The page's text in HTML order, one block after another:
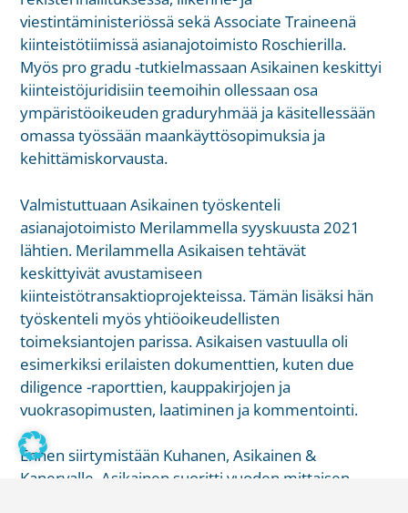
viestintäministeriössä sekä Associate Traineenä
kiinteistötiimissä asianajotoimisto Roschierilla.
Myös pro gradu -tutkielmassaan Asikainen keskittyi
kiinteistöjuridisiin teemoihin ollessaan osa
ympäristöoikeuden graduryhmää ja käsitellessään
omassa työssään maankäyttösopimuksia ja
kehittämiskorvausta.
Valmistuttuaan Asikainen työskenteli
asianajotoimisto Merilammella syyskuusta 2021
lähtien. Merilammella Asikaisen tehtävät
keskittyivät avustamiseen
kiinteistötransaktioprojekteissa. Tämän lisäksi hän
työskenteli myös yhtiöoikeudellisten
toimeksiantojen parissa. Asikaisen vastuulla oli
esimerkiksi erilaisten dokumenttien, kuten due
diligence -raporttien, kauppakirjojen ja
vuokrasopimusten, laatiminen ja kommentointi.
Ennen siirtymistään Kuhanen, Asikainen &
Kanervalle, Asikainen suoritti vuoden mittaisen